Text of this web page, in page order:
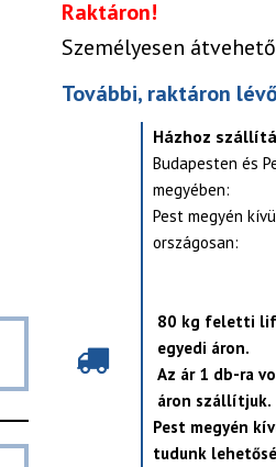
Raktáron!
Személyesen
További, raktáron
Házhoz
Budapesten és
megyében:
Pest megyén
országosan:
80 kg feletti
egyedi áron.
Az ár 1 db-ra
áron szállítjuk.
Pest megyén
tudunk